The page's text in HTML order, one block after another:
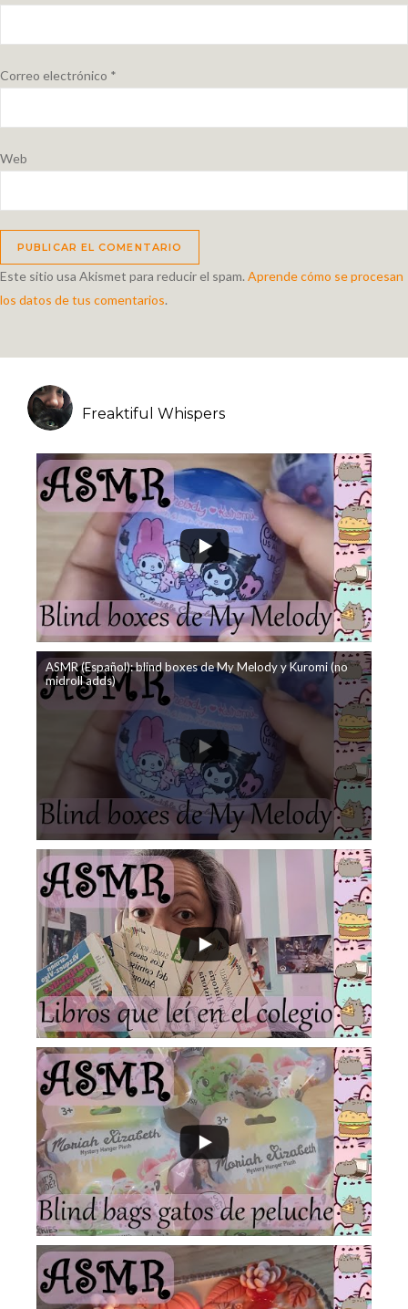
Correo electrónico *
Web
Este sitio usa Akismet para reducir el spam. Aprende cómo se procesan
los datos de tus comentarios.
Freaktiful Whispers
ASMR (Español): blind boxes de My Melody y Kuromi (no
midroll adds)